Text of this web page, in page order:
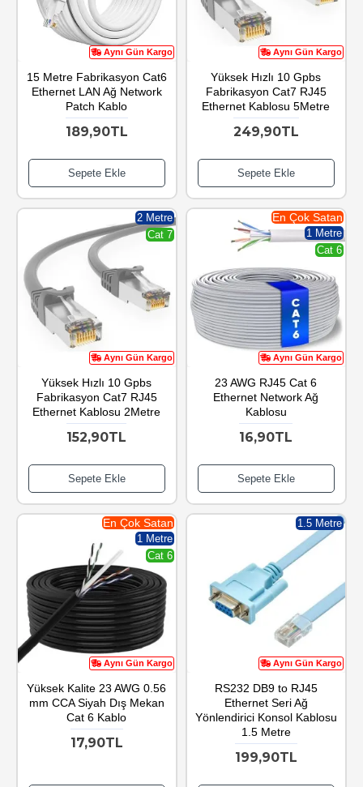
Aynı Gün Kargo
15 Metre Fabrikasyon Cat6
Ethernet LAN Ağ Network
Patch Kablo
189,90TL
Sepete Ekle
Aynı Gün Kargo
Yüksek Hızlı 10 Gpbs
Fabrikasyon Cat7 RJ45
Ethernet Kablosu 5Metre
249,90TL
Sepete Ekle
Aynı Gün Kargo
2 Metre
Cat 7
Yüksek Hızlı 10 Gpbs
Fabrikasyon Cat7 RJ45
Ethernet Kablosu 2Metre
152,90TL
Sepete Ekle
Aynı Gün Kargo
En Çok Satan
1 Metre
Cat 6
23 AWG RJ45 Cat 6
Ethernet Network Ağ
Kablosu
16,90TL
Sepete Ekle
Aynı Gün Kargo
En Çok Satan
1 Metre
Cat 6
Yüksek Kalite 23 AWG 0.56
mm CCA Siyah Dış Mekan
Cat 6 Kablo
17,90TL
Aynı Gün Kargo
1.5 Metre
RS232 DB9 to RJ45
Ethernet Seri Ağ
Yönlendirici Konsol Kablosu
1.5 Metre
199,90TL